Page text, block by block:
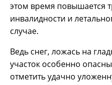
этом время повышается
инвалидности и
случае.
Ведь снег, ложась на
участок особенно
отметить удачно